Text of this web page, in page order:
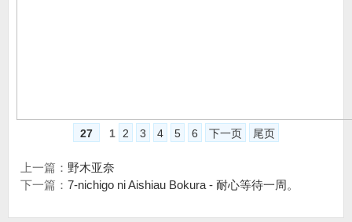
27 1 2 3 4 5 6 下一页 尾页
上一篇： 野木亚奈
下一篇： 7-nichigo ni Aishiau Bokura - 耐心等待一周。